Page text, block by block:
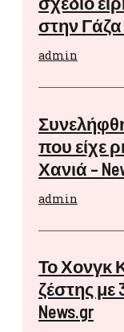
στην Γάζα
admin
που είχε
Χανιά –
admin
Το Χονγκ
ζέστης με
News.gr